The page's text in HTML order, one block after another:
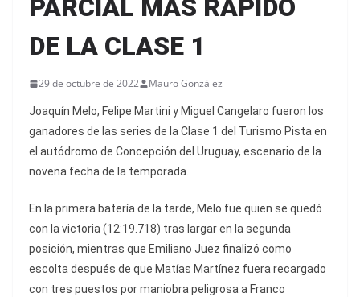
PARCIAL MÁS RÁPIDO
DE LA CLASE 1
29 de octubre de 2022 Mauro González
Joaquín Melo, Felipe Martini y Miguel Cangelaro fueron los
ganadores de las series de la Clase 1 del Turismo Pista en
el autódromo de Concepción del Uruguay, escenario de la
novena fecha de la temporada.
En la primera batería de la tarde, Melo fue quien se quedó
con la victoria (12:19.718) tras largar en la segunda
posición, mientras que Emiliano Juez finalizó como
escolta después de que Matías Martínez fuera recargado
con tres puestos por maniobra peligrosa a Franco